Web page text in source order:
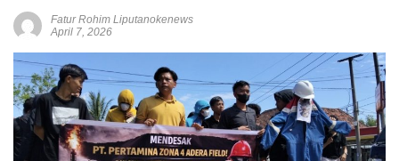
Fatur Rohim Liputanokenews
April 7, 2026